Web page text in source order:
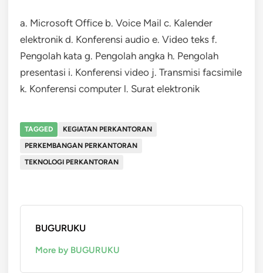
a. Microsoft Office b. Voice Mail c. Kalender
elektronik d. Konferensi audio e. Video teks f.
Pengolah kata g. Pengolah angka h. Pengolah
presentasi i. Konferensi video j. Transmisi facsimile
k. Konferensi computer l. Surat elektronik
TAGGED
KEGIATAN PERKANTORAN
PERKEMBANGAN PERKANTORAN
TEKNOLOGI PERKANTORAN
BUGURUKU
More by BUGURUKU